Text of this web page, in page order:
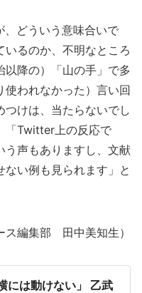
どういう意味合いで
いるのか、不明なところ
以降の）「山の手」で多
使われなかった）言い回
つけは、当たらないでし
「Twitter上の反応で
う声もありますし、文献
い例も見られます」と
ス編集部 田中美知生）
には動けない」 乙武